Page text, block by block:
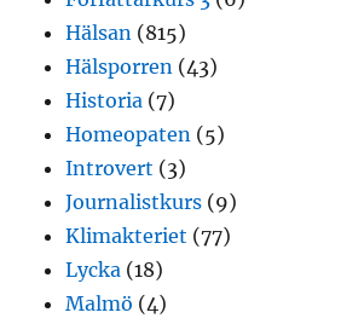
Hälsan (815)
Hälsporren (43)
Historia (7)
Homeopaten (5)
Introvert (3)
Journalistkurs (9)
Klimakteriet (77)
Lycka (18)
Malmö (4)